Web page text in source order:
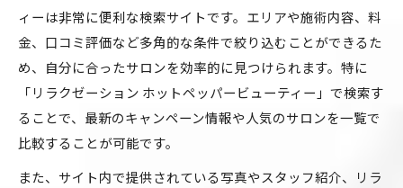
ィーは非常に便利な検索サイトです。エリアや施術内容、料
金、口コミ評価など多角的な条件で絞り込むことができるた
め、自分に合ったサロンを効率的に見つけられます。特に
「リラクゼーション ホットペッパービューティー」で検索す
ることで、最新のキャンペーン情報や人気のサロンを一覧で
比較することが可能です。
また、サイト内で提供されている写真やスタッフ紹介、リラ